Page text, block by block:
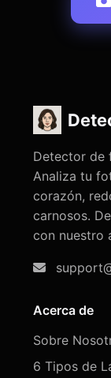
Detector de
Analiza tu
corazón,
carnosos.
con nuestro
Acerca de
Sobre
6 Tipos de